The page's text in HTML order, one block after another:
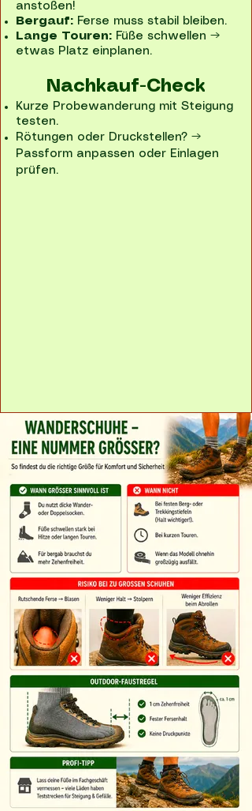
anstoßen!
Bergauf: Ferse muss stabil bleiben.
Lange Touren: Füße schwellen →
etwas Platz einplanen.
Nachkauf-Check
Kurze Probewanderung mit Steigung
testen.
Rötungen oder Druckstellen? →
Passform anpassen oder Einlagen
prüfen.